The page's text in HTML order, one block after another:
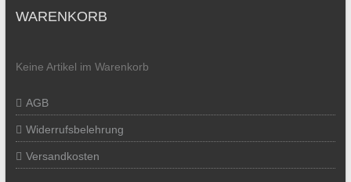
WARENKORB
Keine Artikel im Warenkorb
AGB
Widerrufsbelehrung
Versandkosten